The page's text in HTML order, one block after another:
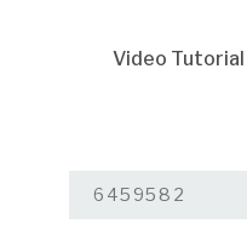
Video Tutorial